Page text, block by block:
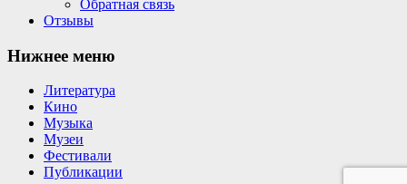
Обратная связь
Отзывы
Нижнее меню
Литература
Кино
Музыка
Музеи
Фестивали
Публикации